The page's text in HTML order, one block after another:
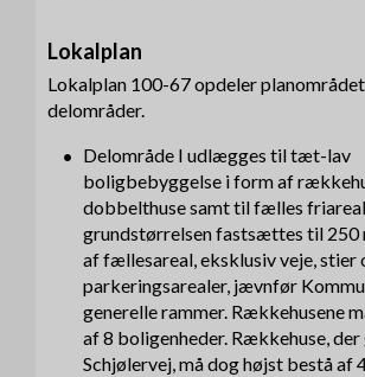
Lokalplan
Lokalplan 100-67 opdeler
delområder.
Delområde I udlægges til tæt-lav
boligbebyggelse i form af
dobbelthuse samt til fælles
grundstørrelsen fastsættes til 250
af fællesareal, eksklusiv veje, stier
parkeringsarealer, jævnfør
generelle rammer. Rækkehusene
af 8 boligenheder. Rækkehuse,
Schjølervej, må dog højst bestå af